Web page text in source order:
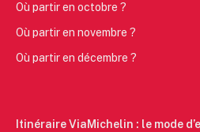
Où partir en octobre ?
Où partir en novembre ?
Où partir en décembre ?
Itinéraire ViaMichelin : le mode